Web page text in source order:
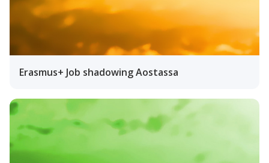
Erasmus+ Job shadowing Aostassa